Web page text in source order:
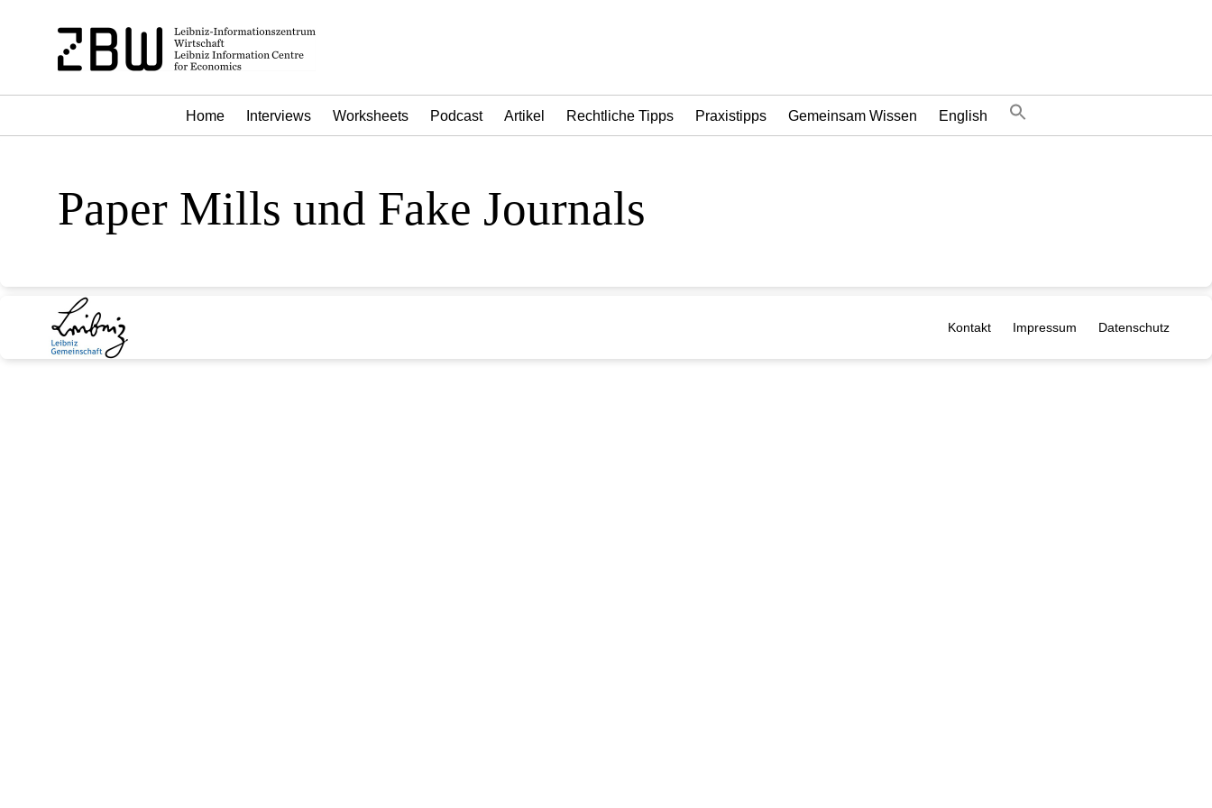
Home Interviews Worksheets Podcast Artikel Rechtliche Tipps Praxistipps Gemeinsam Wissen English
Paper Mills und Fake Journals
Kontakt Impressum Datenschutz